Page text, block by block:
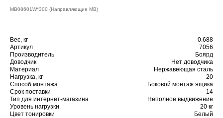
MB08601W*300 (Направляющие MB)
Вес, кг
0.688
Артикул
7056
Производитель
Боярд
Доводчик
Нет доводчика
Материал
Нержавеющая сталь
Нагрузка, кг
20
Способ монтажа
Боковой монтаж ящика
Срок поставки
14
Тип для интернет-магазина
Неполное выдвижение
Уровень нагрузки
20 кг
Цвет тонировки
Белый